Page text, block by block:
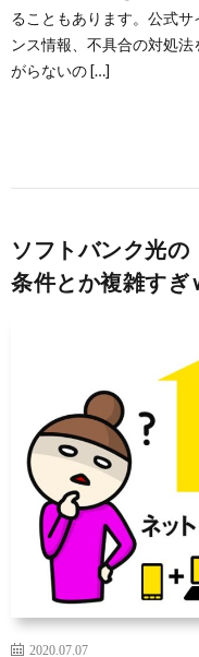
ることもあります。公式
ンス情報、不具合の対処
がらないの […]
ソフトバンク光の
条件とか複雑すぎ
2020.07.07